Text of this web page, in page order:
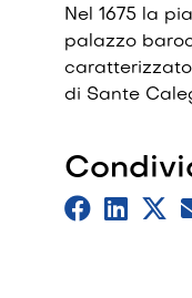
Nel 1675 la
palazzo
di Sante